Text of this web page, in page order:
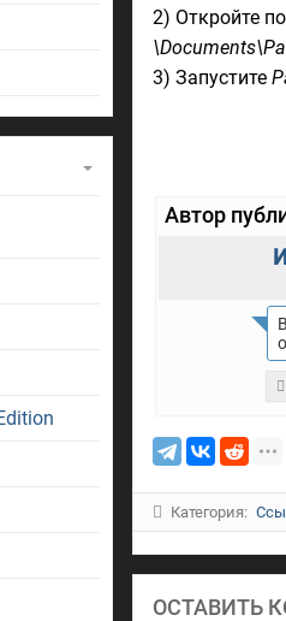
2) Откройте
3) Запустите
Автор
Категория:
ОСТАВИТЬ